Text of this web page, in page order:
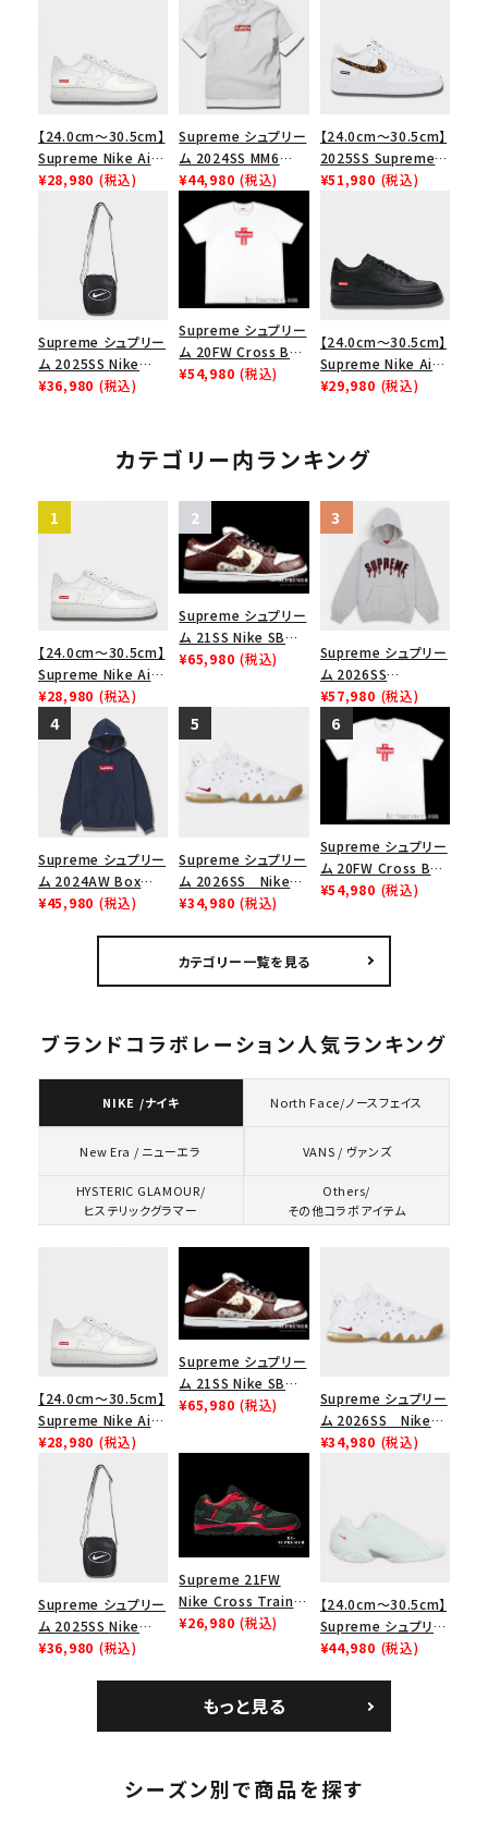
キーワードから探す
【24.0cm～30.5cm】
Supreme Nike Air
Force 1 Low シュプ
リーム ナイキエアフォ
ース１スニーカー シ
ューズ ホワイト
¥28,980 (税込)
Supreme シュプリー
ム 2024SS MM6
Maison Margiela
Box Logo Tee MM6
メゾンマルジェラボッ
クスロゴTシャツ ホ
¥44,980 (税込)
【24.0cm～30.5cm】
2025SS Supreme
GOODENOUGH
エアフォース１スニー
カー シューズ ホワイ
¥51,980 (税込)
Supreme シュプリー
ム 2025SS Nike
Leather Shoulder
¥36,980 (税込)
Supreme シュプリー
ム 20FW Cross Box
Logo Tee クロスボ
¥54,980 (税込)
【24.0cm～30.5cm】
Supreme Nike Air
Force 1 Low シュプ
ューズ ブラック
¥29,980 (税込)
カテゴリー内ランキング
【24.0cm～30.5cm】
Supreme Nike Air
Force 1 Low シュプ
リーム ナイキエアフォ
ース１スニーカー シ
ューズ ホワイト
¥28,980 (税込)
Supreme シュプリー
ム 21SS Nike SB
Dunk Low ナイキSB
¥65,980 (税込)
Supreme シュプリー
ム 2026SS
Ghostface Arc
Hooded
Sweatshirt ゴー
ストフェイス アークフ
ーデッドスウェット パ
ーカー アッシュグレ
ー
¥57,980 (税込)
Supreme シュプリー
ム 2024AW Box
Logo Hooded
¥45,980 (税込)
Supreme シュプリー
ム 2026SS Nike
SB Air Max 2 CB 94
ロー SP ホワイト
¥34,980 (税込)
Supreme シュプリー
ム 20FW Cross Box
Logo Tee クロスボ
ワイト
¥54,980 (税込)
カテゴリー一覧を見る
ブランドコラボレーション人気ランキング
NIKE /ナイキ North Face/ノースフェイス
New Era / ニューエラ VANS / ヴァンズ
HYSTERIC GLAMOUR/
ヒステリックグラマー
Others/
その他コラボアイテム
【24.0cm～30.5cm】
Supreme Nike Air
Force 1 Low シュプ
リーム ナイキエアフォ
ース１スニーカー シ
ューズ ホワイト
¥28,980 (税込)
Supreme シュプリー
ム 21SS Nike SB
Dunk Low ナイキSB
¥65,980 (税込)
Supreme シュプリー
ム 2026SS Nike
SB Air Max 2 CB 94
¥34,980 (税込)
Supreme シュプリー
ム 2025SS Nike
Leather Shoulder
¥36,980 (税込)
Supreme 21FW
Nike Cross Trainer
Low ナイキクロスト
¥26,980 (税込)
【24.0cm～30.5cm】
Supreme シュプリー
ム 2023AW Nike
カー ホワイト 白
¥44,980 (税込)
もっと見る
シーズン別で商品を探す